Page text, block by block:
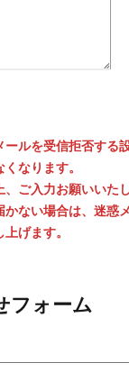
ルを受信拒否する
なります。
ご入力お願いいたし
ない場合は、迷惑
げます。
フォーム